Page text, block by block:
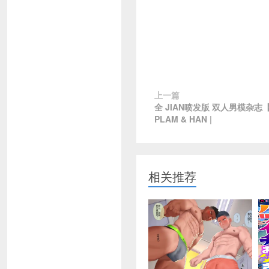
上一篇
全 JIAN喷发版 双人男模杂志
PLAM & HAN |
相关推荐